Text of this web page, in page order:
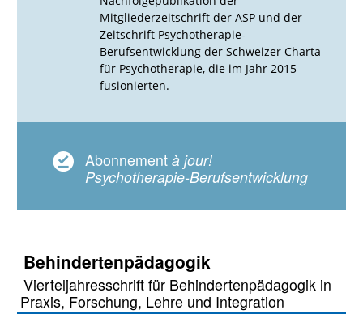
Mitgliederzeitschrift der ASP und der
Zeitschrift Psychotherapie-
Berufsentwicklung der Schweizer Charta
für Psychotherapie, die im Jahr 2015
fusionierten.
Abonnement à jour!
Psychotherapie-Berufsentwicklung
Behindertenpädagogik
Vierteljahresschrift für Behindertenpädagogik in
Praxis, Forschung, Lehre und Integration